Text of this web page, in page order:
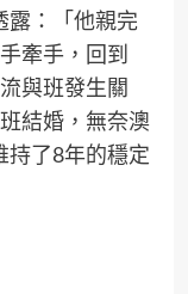
露：「他親完
牽手，回到
與班發生關
結婚，無奈澳
持了8年的穩定